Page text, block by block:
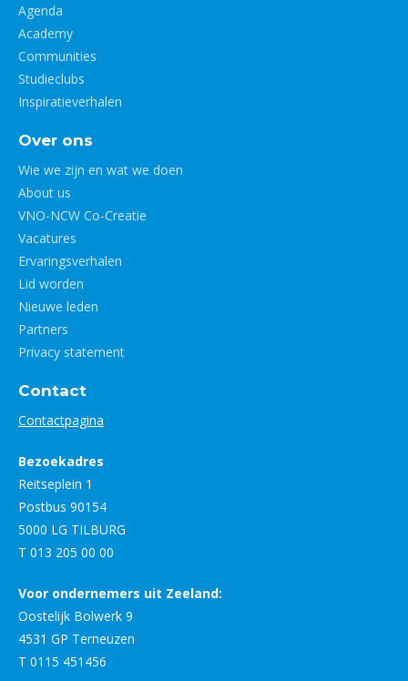
Agenda
Academy
Communities
Studieclubs
Inspiratieverhalen
Over ons
Wie we zijn en wat we doen
About us
VNO-NCW Co-Creatie
Vacatures
Ervaringsverhalen
Lid worden
Nieuwe leden
Partners
Privacy statement
Contact
Contactpagina
Bezoekadres
Reitseplein 1
Postbus 90154
5000 LG TILBURG
T 013 205 00 00
Voor ondernemers uit Zeeland:
Oostelijk Bolwerk 9
4531 GP Terneuzen
T 0115 451456